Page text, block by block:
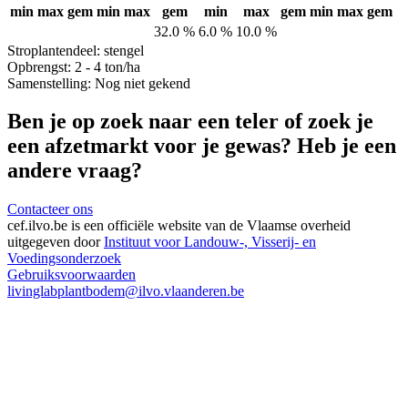
min max gem min max gem min max gem min max gem
32.0 % 6.0 % 10.0 %
Stroplantendeel: stengel
Opbrengst: 2 - 4 ton/ha
Samenstelling: Nog niet gekend
Ben je op zoek naar een teler of zoek je
een afzetmarkt voor je gewas? Heb je een
andere vraag?
Contacteer ons
cef.ilvo.be is een officiële website van de Vlaamse overheid
uitgegeven doorInstituut voor Landouw-, Visserij- en
Voedingsonderzoek
Gebruiksvoorwaarden
livinglabplantbodem@ilvo.vlaanderen.be